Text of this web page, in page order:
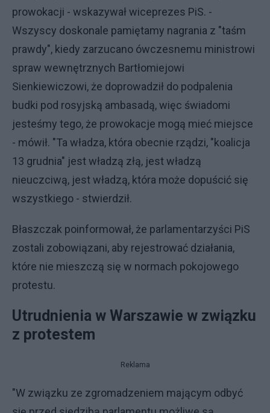
prowokacji - wskazywał wiceprezes PiS. -
Wszyscy doskonale pamiętamy nagrania z "taśm
prawdy", kiedy zarzucano ówczesnemu ministrowi
spraw wewnętrznych Bartłomiejowi
Sienkiewiczowi, że doprowadził do podpalenia
budki pod rosyjską ambasadą, więc świadomi
jesteśmy tego, że prowokacje mogą mieć miejsce
- mówił. "Ta władza, która obecnie rządzi, "koalicja
13 grudnia" jest władzą złą, jest władzą
nieuczciwą, jest władzą, która może dopuścić się
wszystkiego - stwierdził.
Błaszczak poinformował, że parlamentarzyści PiS
zostali zobowiązani, aby rejestrować działania,
które nie mieszczą się w normach pokojowego
protestu.
Utrudnienia w Warszawie w związku
z protestem
Reklama
"W związku ze zgromadzeniem mającym odbyć